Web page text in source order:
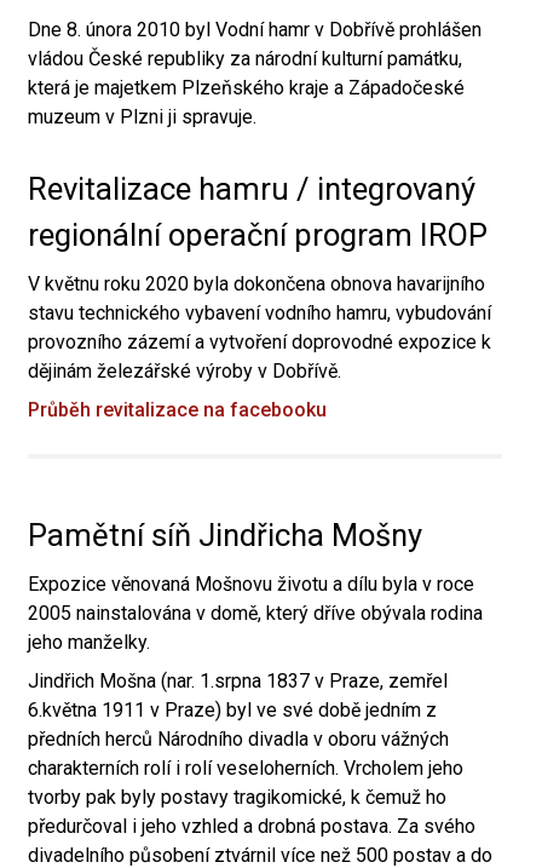
Dne 8. února 2010 byl Vodní hamr v Dobřívě prohlášen
vládou České republiky za národní kulturní památku,
která je majetkem Plzeňského kraje a Západočeské
muzeum v Plzni ji spravuje.
Revitalizace hamru / integrovaný
regionální operační program IROP
V květnu roku 2020 byla dokončena obnova havarijního
stavu technického vybavení vodního hamru, vybudování
provozního zázemí a vytvoření doprovodné expozice k
dějinám železářské výroby v Dobřívě.
Průběh revitalizace na facebooku
Pamětní síň Jindřicha Mošny
Expozice věnovaná Mošnovu životu a dílu byla v roce
2005 nainstalována v domě, který dříve obývala rodina
jeho manželky.
Jindřich Mošna (nar. 1.srpna 1837 v Praze, zemřel
6.května 1911 v Praze) byl ve své době jedním z
předních herců Národního divadla v oboru vážných
charakterních rolí i rolí veseloherních. Vrcholem jeho
tvorby pak byly postavy tragikomické, k čemuž ho
předurčoval i jeho vzhled a drobná postava. Za svého
divadelního působení ztvárnil více než 500 postav a do